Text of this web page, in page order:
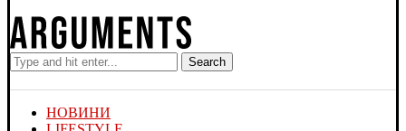
Search
НОВИНИ